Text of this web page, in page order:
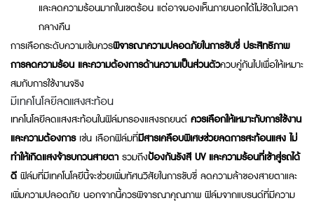
และลดความร้อนมากในเขตร้อน แต่อาจมองเห็นภายนอกได้ไม่ชัดในเวลา
กลางคืน
การเลือกระดับความเข้มควรพิจารณาความปลอดภัยในการขับขี่ ประสิทธิภาพ
การลดความร้อน และความต้องการด้านความเป็นส่วนตัวควบคู่กันไปเพื่อให้เหมาะ
สมกับการใช้งานจริง
มีเทคโนโลยีลดแสงสะท้อน
เทคโนโลยีลดแสงสะท้อนในฟิล์มกรองแสงรถยนต์ ควรเลือกให้เหมาะกับการใช้งาน
และความต้องการเช่น เลือกฟิล์มที่มีสารเคลือบพิเศษช่วยลดการสะท้อนแสง ไม่
ทำให้เกิดแสงจ้ารบกวนสายตารวมถึงป้องกันรังสี UV และความร้อนที่เข้าสู่รถได้
ดี ฟิล์มที่มีเทคโนโลยีนี้จะช่วยเพิ่มทัศนวิสัยในการขับขี่ ลดความล้าของสายตาและ
เพิ่มความปลอดภัย นอกจากนี้ควรพิจารณาคุณภาพ ฟิล์มจากแบรนด์ที่มีความ